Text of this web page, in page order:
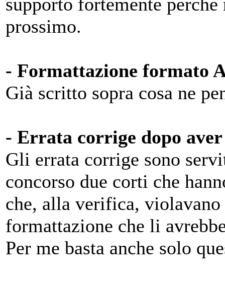
prossimo.
- Formattazione formato
Già scritto sopra cosa ne
- Errata corrige dopo
Gli errata corrige sono
concorso due corti che
che, alla verifica,
formattazione che li
Per me basta anche solo